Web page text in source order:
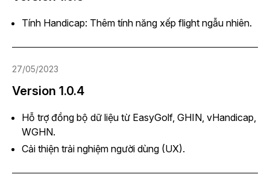
Tính Handicap: Thêm tính năng xếp flight ngẫu nhiên.
27/05/2023
Version 1.0.4
Hỗ trợ đồng bộ dữ liệu từ EasyGolf, GHIN, vHandicap,
WGHN.
Cải thiện trải nghiệm người dùng (UX).